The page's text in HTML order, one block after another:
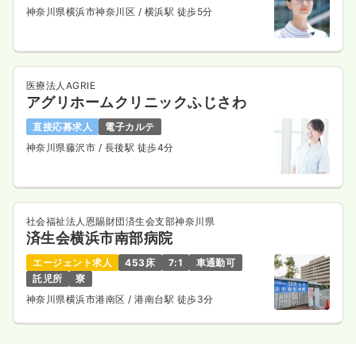
神奈川県横浜市神奈川区 / 横浜駅 徒歩5分
医療法人AGRIE
アグリホームクリニックふじさわ
直接応募求人
電子カルテ
神奈川県藤沢市 / 長後駅 徒歩4分
社会福祉法人恩賜財団済生会支部神奈川県
済生会横浜市南部病院
エージェント求人 453床 7:1
車通勤可
託児所
寮
神奈川県横浜市港南区/ 港南台駅 徒歩3分